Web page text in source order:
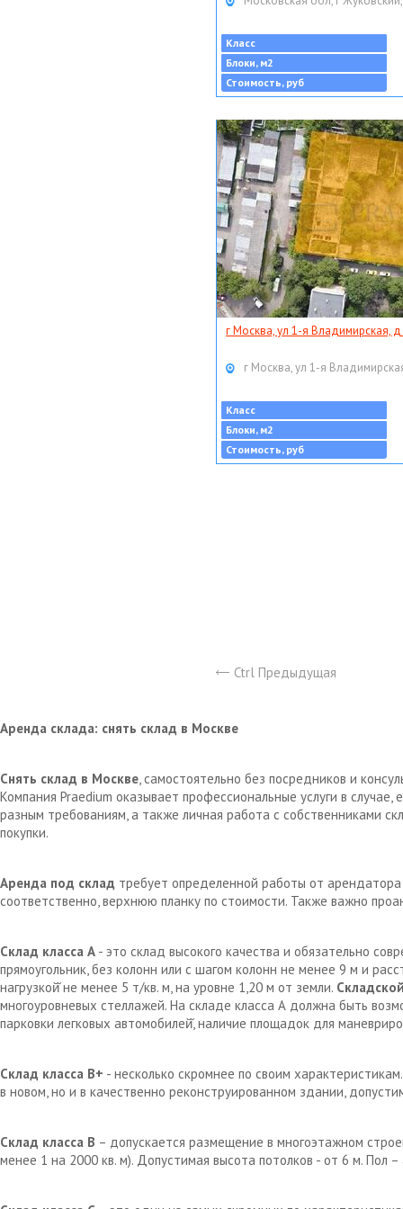
Класс
Блоки, м2
Стоимость, руб
г Москва, ул 1-я Владимирская, д
г Москва, ул 1-я
Класс
Блоки, м2
Стоимость, руб
Ctrl Предыдущая
Аренда склада: снять склад в Москве
Снять склад в Москве, самостоятельно без посредников и
Компания Praedium оказывает профессиональные услуги в
разным требованиям, а также личная работа с собственниками
покупки.
Аренда под склад требует определенной работы от
соответственно, верхнюю планку по стоимости. Также важно
Склад класса А - это склад высокого качества и обязательно
прямоугольник, без колонн или с шагом колонн не менее 9 м и
нагрузкой̆ не менее 5 т/кв. м, на уровне 1,20 м от земли.
многоуровневых стеллажей. На складе класса А должна быть
парковки легковых автомобилей̆, наличие площадок для
Склад класса В+ - несколько скромнее по своим
в новом, но и в качественно реконструированном здании,
Склад класса В – допускается размещение в многоэтажном
менее 1 на 2000 кв. м). Допустимая высота потолков - от 6 м. Пол